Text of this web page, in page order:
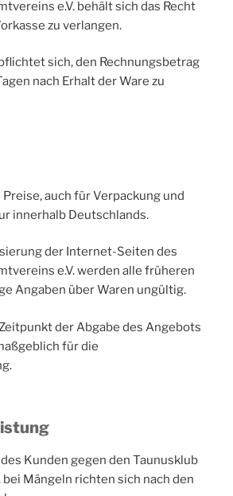
e.V. behält sich das Recht
zu verlangen.
sich, den Rechnungsbetrag
nach Erhalt der Ware zu
Preise, auch für Verpackung und
innerhalb Deutschlands.
der Internet-Seiten des
e.V. werden alle früheren
Angaben über Waren ungültig.
der Abgabe des Angebots
für die
Kunden gegen den Taunusklub
bei Mängeln richten sich nach den